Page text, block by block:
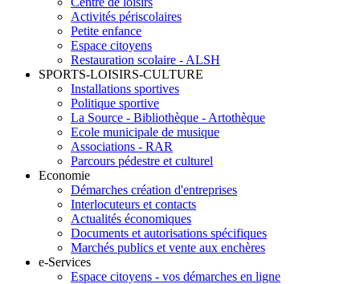
Activités périscolaires
Petite enfance
Espace citoyens
Restauration scolaire - ALSH
SPORTS-LOISIRS-CULTURE
Installations sportives
Politique sportive
La Source - Bibliothèque - Artothèque
Ecole municipale de musique
Associations - RAR
Parcours pédestre et culturel
Economie
Démarches création d'entreprises
Interlocuteurs et contacts
Actualités économiques
Documents et autorisations spécifiques
Marchés publics et vente aux enchères
e-Services
Espace citoyens - vos démarches en ligne